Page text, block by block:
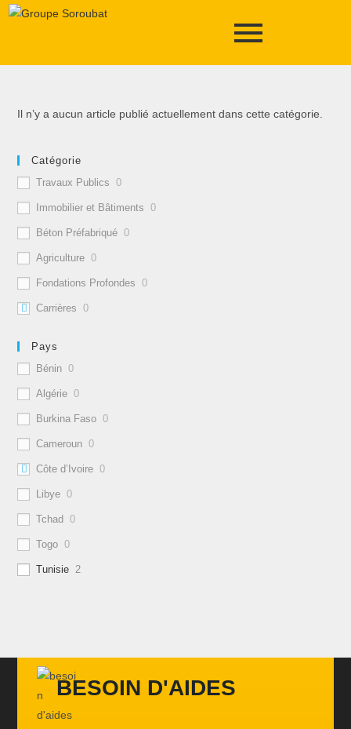
Il n’y a aucun article publié actuellement dans cette catégorie.
Catégorie
Travaux Publics
0
Immobilier et Bâtiments 0
Béton Préfabriqué 0
Agriculture 0
Fondations Profondes 0
Carrières 0
Pays
Bénin 0
Algérie 0
Burkina Faso 0
Cameroun 0
Côte d’Ivoire 0
Libye 0
Tchad 0
Togo 0
Tunisie 2
BESOIN D'AIDES